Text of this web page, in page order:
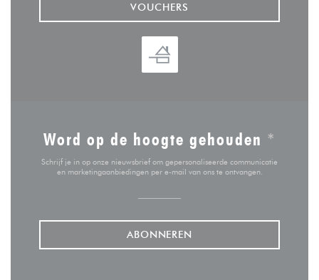
VOUCHERS
Word op de hoogte gehouden *
Schrijf je in op onze nieuwsbrief om gepersonaliseerde communicatie
en marketingaanbiedingen per e-mail van ons te ontvangen.
ABONNEREN